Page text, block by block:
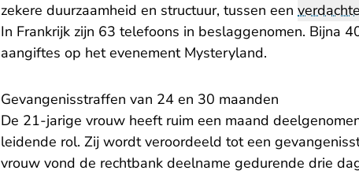
zekere duurzaamheid en structuur, tussen een
In Frankrijk zijn 63 telefoons in beslaggenomen. Bijna
aangiftes op het evenement Mysteryland.
Gevangenisstraffen van 24 en 30 maanden
De 21-jarige vrouw heeft ruim een maand
leidende rol. Zij wordt veroordeeld tot een
vrouw vond de rechtbank deelname gedurende drie